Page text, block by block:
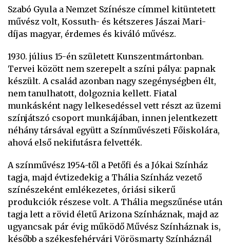
Szabó Gyula a Nemzet Színésze címmel kitüntetett
művész volt, Kossuth- és kétszeres Jászai Mari-
díjas magyar, érdemes és kiváló művész.
1930. július 15-én született Kunszentmártonban.
Tervei között nem szerepelt a színi pálya: papnak
készült. A család azonban nagy szegénységben élt,
nem tanulhatott, dolgoznia kellett. Fiatal
munkásként nagy lelkesedéssel vett részt az üzemi
színjátszó csoport munkájában, innen jelentkezett
néhány társával együtt a Színművészeti Főiskolára,
ahová első nekifutásra felvették.
A színművész 1954-től a Petőfi és a Jókai Színház
tagja, majd évtizedekig a Thália Színház vezető
színészeként emlékezetes, óriási sikerű
produkciók részese volt. A Thália megszűnése után
tagja lett a rövid életű Arizona Színháznak, majd az
ugyancsak pár évig működő Művész Színháznak is,
később a székesfehérvári Vörösmarty Színháznál